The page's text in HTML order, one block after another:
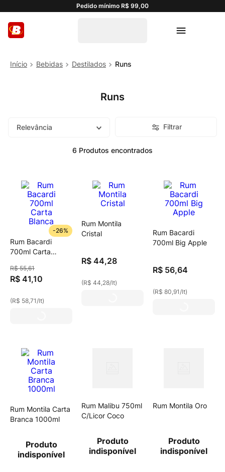
Pedido mínimo R$ 99,00
Bebidas Destilados Runs
Runs
Relevância Filtrar
6 Produtos
-26%
Rum Bacardi
700ml Carta
R$ 55,61
R$ 41,10
(R$ 58,71/lt)
Rum Montila
Cristal
R$ 44,28
(R$ 44,28/lt)
Rum Bacardi
700ml Big Apple
R$ 56,64
(R$ 80,91/lt)
Rum Montila Carta
Branca 1000ml
Produto
indisponível
Rum Malibu 750ml
C/Licor Coco
Produto
indisponível
Rum Montila Oro
Produto
indisponível